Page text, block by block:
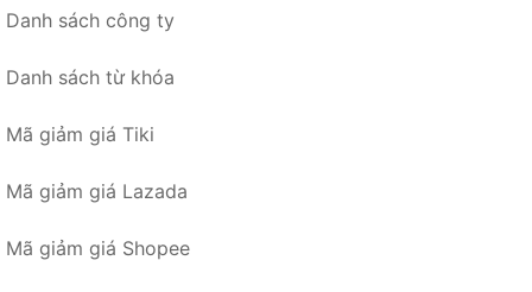
Danh sách công ty
Danh sách từ khóa
Mã giảm giá Tiki
Mã giảm giá Lazada
Mã giảm giá Shopee